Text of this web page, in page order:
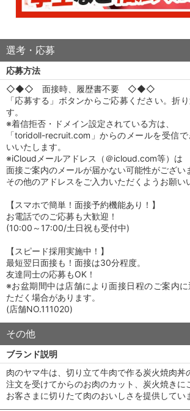
選考・応募
応募方法
◇◆◇ 面接時、履歴書不要 ◇◆◇
「応募する」ボタンからご応募ください。折
す。
※着信拒否・ドメイン設定されている方は、
「toridoll-recruit.com」からのメールを受信
いいたします。
※iCloudメールアドレス（＠icloud.com等）は
面接ご案内のメールが届かない可能性がござい
その他のアドレスをご入力いただくようお願い
【スマホで簡単！面接予約機能あり！】
お電話でのご応募も大歓迎！
(10:00～17:00/土日祝も受付中)
【スピード採用実施中！】
最短翌日面接も！面接は30分程度。
友達同士の応募もOK！
※お盆期間中は店舗により面接日程のご案内
ただく場合があります。
(店舗NO.111020)
その他
ブランド説明
肉のヤマ牛は、切り立て牛肉で作る炭火焼肉丼
注文を受けてからのお肉のカット、炭火焼きに
お客さまに切りたて肉のおいしさを提供してい